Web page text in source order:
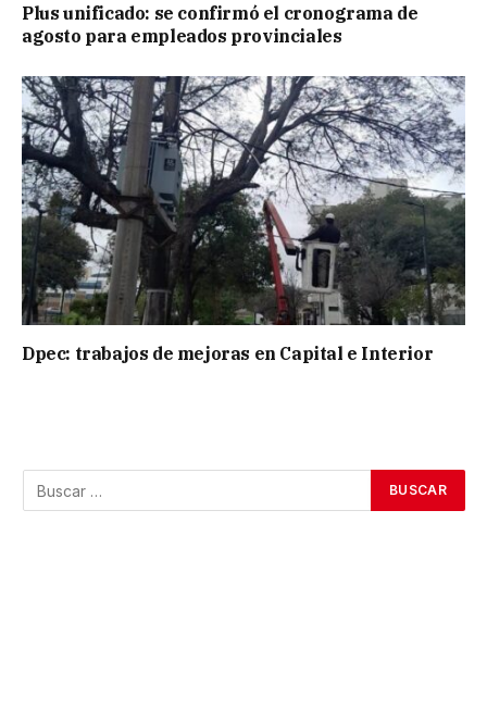
Plus unificado: se confirmó el cronograma de
agosto para empleados provinciales
Dpec: trabajos de mejoras en Capital e Interior